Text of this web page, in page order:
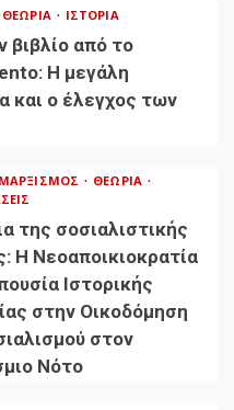
ΘΕΩΡΊΑ ΙΣΤΟΡΊΑ
βιβλίο από το
Η μεγάλη
και ο έλεγχος των
ΘΕΩΡΊΑ
της σοσιαλιστικής
Η Νεοαποικιοκρατία
Ιστορικής
στην Οικοδόμηση
στον
Νότο